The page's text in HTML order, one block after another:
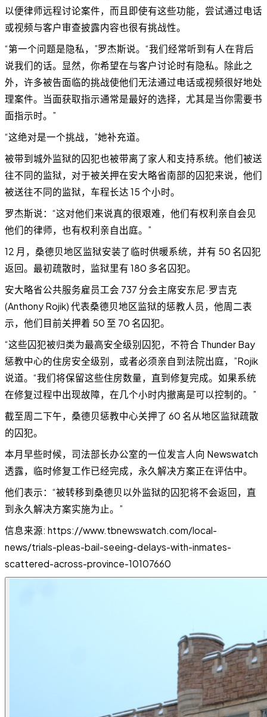
以便律师远程讨论案件，而且即使有这些功能，尝试通过电话
或视频与客户审查披露内容也很有挑战性。
“第一个问题是隐私，”罗杰斯说。“我们经常听到有人在背后
说我们的话。显然，你希望在与客户讨论时有隐私。除此之
外，许多被告面临的挑战使他们无法通过电话或视频很好地处
理案件。当面获取指示通常是最好的选择，尤其是当你需要书
面指示时。”
“这绝对是一个挑战，”她补充道。
被带到城外监狱的囚犯也被带离了家人和支持系统。他们被送
往不同的监狱，对于被关押在安大略省南部的囚犯来说，他们
被送往不同的监狱，车程长达 15 个小时。
罗杰斯说：“这对他们来说真的很艰难，他们有权利亲自会见
他们的律师，也有权利亲自出庭。”
12 月，桑德贝地区监狱安装了临时供暖系统，并有 50 名囚犯
返回。最初疏散时，监狱里有 180 多名囚犯。
安大略省公共服务雇员工会 737 分会主席安东尼·罗吉克
(Anthony Rojik) 代表桑德贝地区监狱的惩教人员，他周二表
示，他们目前关押着 50 至 70 名囚犯。
“这些囚犯被归类为最高安全级别囚犯，不符合 Thunder Bay
惩教中心的住房安全级别，或者必须亲自到法院出庭，”Rojik
说道。“我们将保留这些住房数量，直到修复完成。如果系统
在修复过程中出现故障，在几个小时内撤离是可以控制的。”
截至周二下午，桑德贝惩教中心关押了 60 名从地区监狱疏散
的囚犯。
本月早些时候，司法部长办公室的一位发言人向 Newswatch
透露，临时修复工作已经完成，永久解决方案正在评估中。
他们表示：“被转移到桑德贝以外监狱的囚犯将不会返回，直
到永久解决方案实施为止。”
信息来源: https://www.tbnewswatch.com/local-
news/trials-pleas-bail-seeing-delays-with-inmates-
scattered-across-province-10107660